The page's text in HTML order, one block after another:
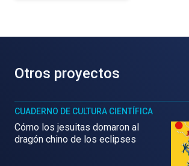
Otros proyectos
CUADERNO DE CULTURA CIENTÍFICA
Cómo los jesuitas domaron al
dragón chino de los eclipses